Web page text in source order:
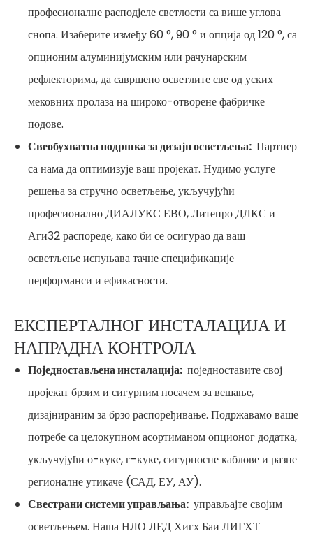
професионалне расподјеле светлости са више углова
снопа. Изаберите између 60 °, 90 ° и опција од 120 °, са
опционим алуминијумским или рачунарским
рефлекторима, да савршено осветлите све од уских
мековних пролаза на широко-отворене фабричке
подове.
Свеобухватна подршка за дизајн осветљења: Партнер
са нама да оптимизује ваш пројекат. Нудимо услуге
решења за стручно осветљење, укључујући
професионално ДИАЛУКС ЕВО, Литепро ДЛКС и
Аги32 распореде, како би се осигурао да ваш
осветљење испуњава тачне спецификације
перформанси и ефикасности.
ЕКСПЕРТАЛНОГ ИНСТАЛАЦИЈА И
НАПРАДНА КОНТРОЛА
Поједностављена инсталација: поједноставите свој
пројекат брзим и сигурним носачем за вешање,
дизајнираним за брзо распоређивање. Подржавамо ваше
потребе са целокупном асортиманом опционог додатка,
укључујући о-куке, г-куке, сигурносне каблове и разне
регионалне утикаче (САД, ЕУ, АУ).
Свестрани системи управљања: управљајте својим
осветљењем. Наша НЛО ЛЕД Хигх Баи ЛИГХТ